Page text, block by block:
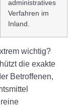
administratives
Verfahren im
Inland.
wichtig?
die exakte
Betroffenen,